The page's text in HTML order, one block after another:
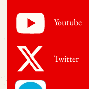
Youtube
Twitter